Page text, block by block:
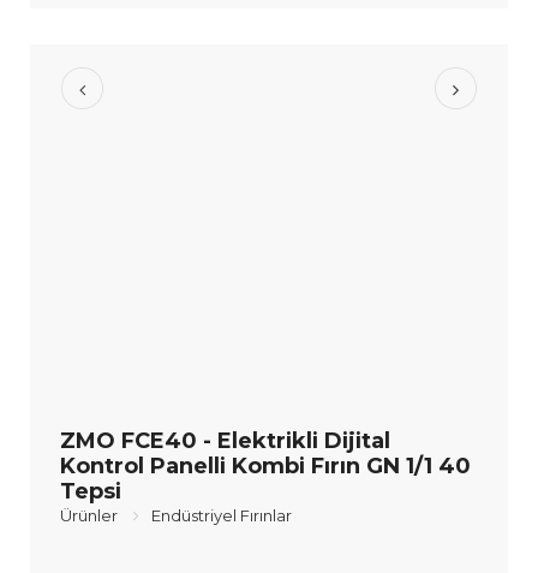
ZMO FCE40 - Elektrikli Dijital
Kontrol Panelli Kombi Fırın GN 1/1 40
Tepsi
Ürünler Endüstriyel Fırınlar